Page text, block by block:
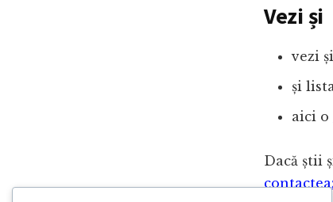
Vezi și
vezi și
și
aici o
Dacă știi